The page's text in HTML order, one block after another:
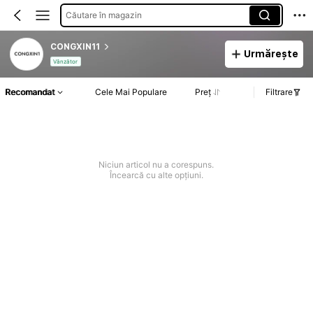
Căutare în magazin
CONGXIN11
Vânzător
Urmărește
Recomandat Cele Mai Populare Preț Filtrare
Niciun articol nu a corespuns.
Încearcă cu alte opțiuni.